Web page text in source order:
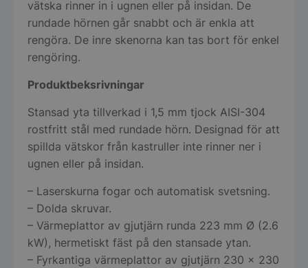
vätska rinner in i ugnen eller på insidan. De
rundade hörnen går snabbt och är enkla att
rengöra. De inre skenorna kan tas bort för enkel
rengöring.
Produktbeksrivningar
Stansad yta tillverkad i 1,5 mm tjock AISI-304
rostfritt stål med rundade hörn. Designad för att
spillda vätskor från kastruller inte rinner ner i
ugnen eller på insidan.
– Laserskurna fogar och automatisk svetsning.
– Dolda skruvar.
– Värmeplattor av gjutjärn runda 223 mm Ø (2.6
kW), hermetiskt fäst på den stansade ytan.
– Fyrkantiga värmeplattor av gjutjärn 230 x 230